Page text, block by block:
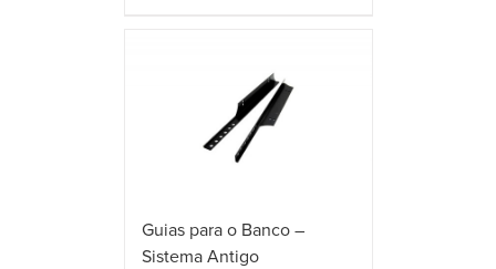
Guias para o Banco –
Sistema Antigo